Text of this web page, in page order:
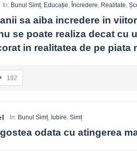
In: Bunul Simț Educație Încredere Realitate ,
sa aiba incredere in
se poate realiza decat cu
in realitatea de pe piata
192
In: Bunul Simț, Iubire Simț
odata cu atingerea